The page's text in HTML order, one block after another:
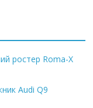
ростер Roma-X
Audi Q9